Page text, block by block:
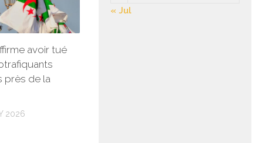
avoir tué
près de la
2026
« Jul